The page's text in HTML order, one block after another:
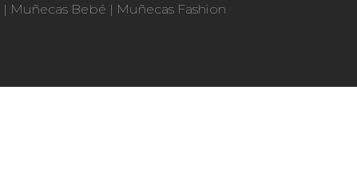
| Muñecas Bebé | Muñecas Fashion